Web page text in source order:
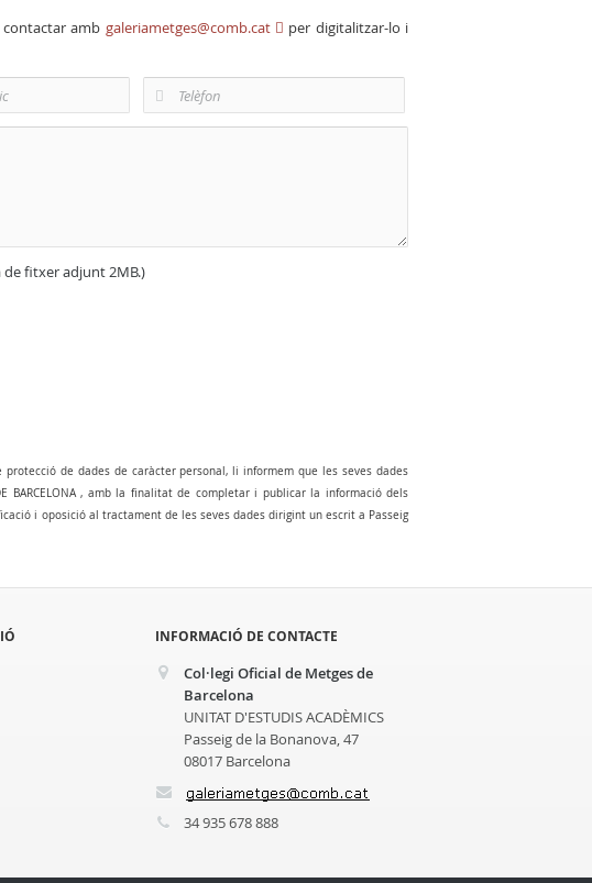
amb galeriametges@comb.cat
per digitalitzar-lo i
fitxer adjunt 2MB.)
de dades de caràcter personal, li informem que les seves dades
BARCELONA , amb la finalitat de completar i publicar la informació dels
i oposició al tractament de les seves dades dirigint un escrit a Passeig
INFORMACIÓ DE CONTACTE
Col·legi Oficial de Metges de
Barcelona
UNITAT D'ESTUDIS ACADÈMICS
Passeig de la Bonanova, 47
08017 Barcelona
34 935 678 888